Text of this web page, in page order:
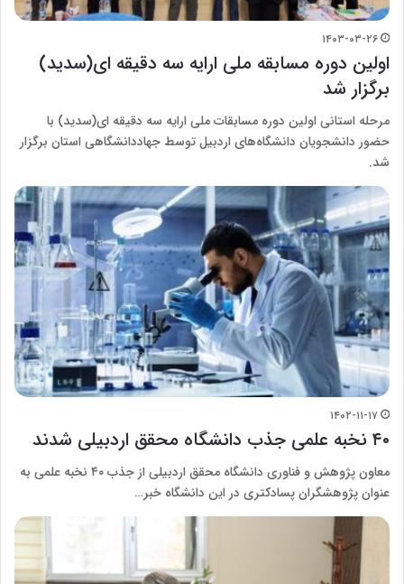
۱۴۰۳-۰۳-۲۶
اولین دوره مسابقه ملی ارایه سه دقیقه ای(سدید)
برگزار شد
مرحله استانی اولین دوره مسابقات ملی ارایه سه دقیقه ای(سدید) با
حضور دانشجویان دانشگاه‌های اردبیل توسط جهاددانشگاهی استان برگزار
شد.
۱۴۰۲-۱۱-۱۷
۴۰ نخبه علمی جذب دانشگاه محقق اردبیلی شدند
معاون پژوهش و فناوری دانشگاه محقق اردبیلی از جذب ۴۰ نخبه علمی به
عنوان پژوهشگران پسادکتری در این دانشگاه خبر…